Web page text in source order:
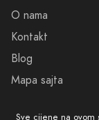
O nama
Kontakt
Blog
Mapa sajta
Sve cijene na ovom